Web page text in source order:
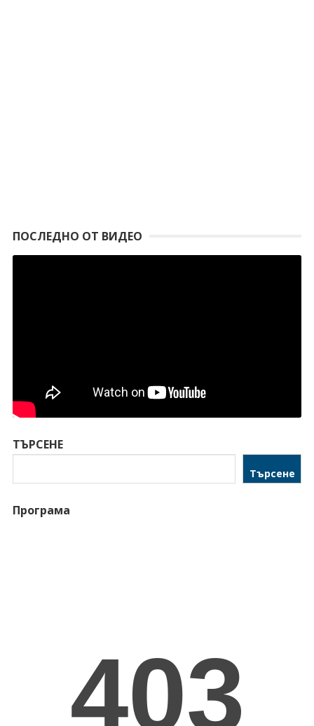
ПОСЛЕДНО ОТ ВИДЕО
ТЪРСЕНЕ
Търсене
Програма